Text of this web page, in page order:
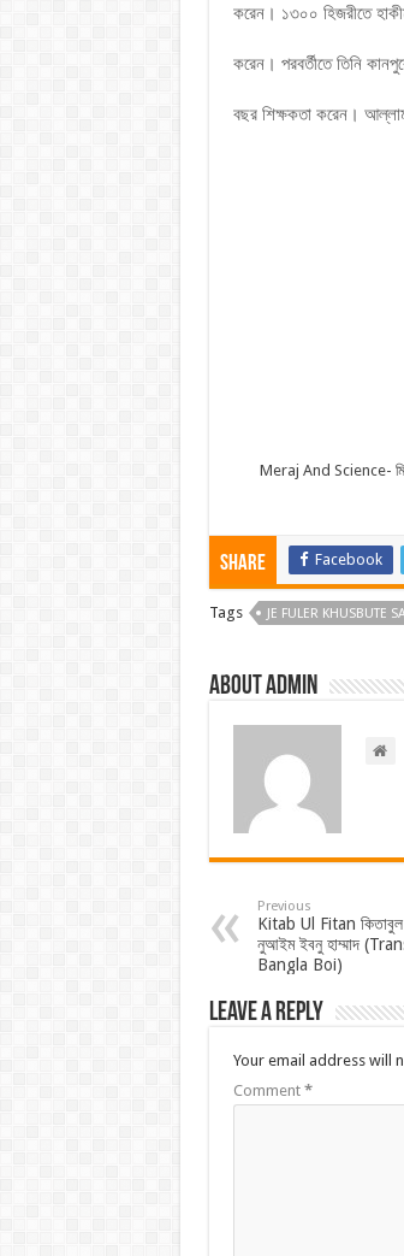
করেন। ১৩০০ হিজরীতে
করেন। পরবর্তীতে তিনি
বছর শিক্ষকতা করেন।
Meraj And Science-
Share Facebook
Tags JE FULER KHUSBUTE
About admin
Previous
Kitab Ul Fitan কিতাবুল
নুআইম ইবনু হাম্মাদ
Bangla Boi)
Leave a Reply
Your email address will
Comment *